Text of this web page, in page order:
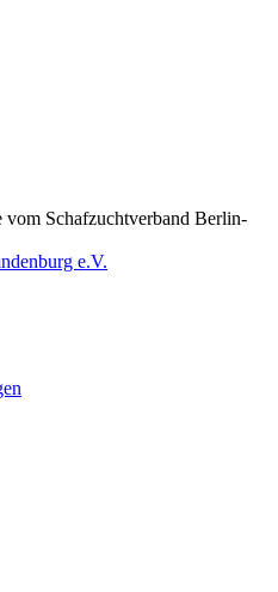
Schafzuchtverband Berlin-